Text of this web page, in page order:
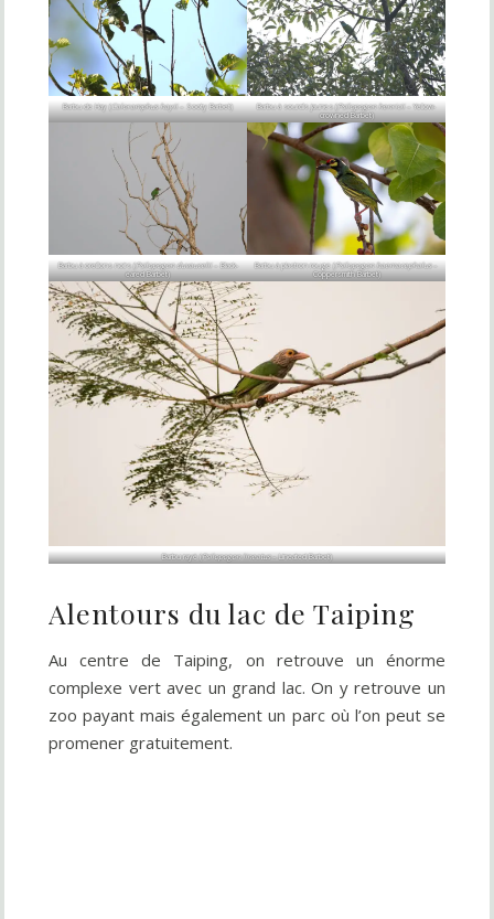
Barbu de Hay (Caloramphus hayii– Sooty Barbet) Barbu à sourcils jaunes (Psilopogon henricii– Yellow-
crowned Barbet)
Barbu à oreillons noirs (Psilopogon duvaucelii– Black-
eared Barbet)
Barbu à plastron rouge (Psilopogon haemacephalus–
Coppersmith Barbet)
Barbu rayé (Psilopogon lineatus– Lineated Barbet)
Alentours du lac de Taiping
Au centre de Taiping, on retrouve un énorme
complexe vert avec un grand lac. On y retrouve un
zoo payant mais également un parc où l’on peut se
promener gratuitement.